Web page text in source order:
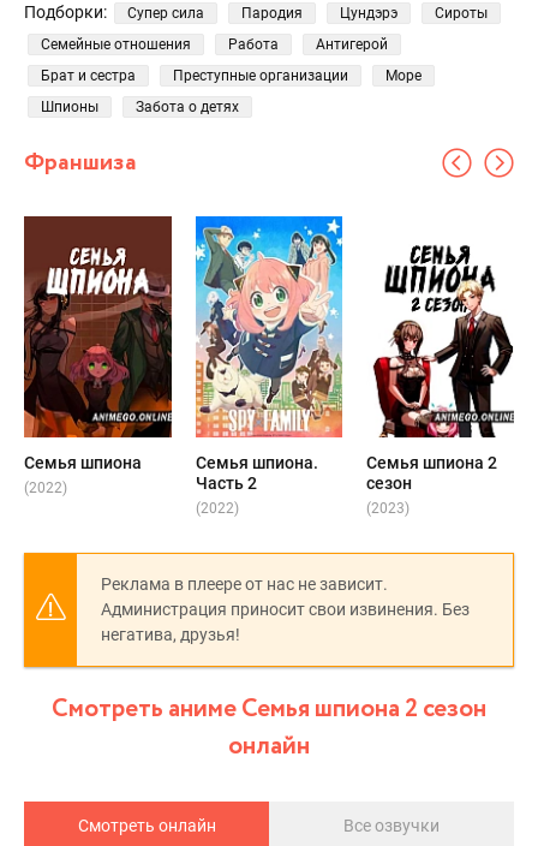
Подборки: Супер сила Пародия Цундэрэ
Сироты
Семейные отношения
Работа
Антигерой
Брат и сестра
Преступные организации
Море
Шпионы
Забота о детях
Франшиза
Семья шпиона
(2022)
Семья шпиона.
Часть 2
(2022)
Семья шпиона 2
сезон
(2023)
Реклама в плеере от нас не зависит.
Администрация приносит свои извинения. Без
негатива, друзья!
Смотреть аниме Семья шпиона 2 сезон
онлайн
Смотреть онлайн Все озвучки